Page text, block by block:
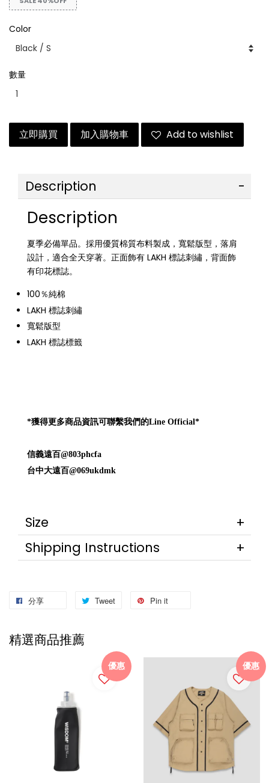
Color
數量
立即購買 加入購物車 Add to wishlist
Description
Description
夏季必備單品。採用優質棉質布料製成，寬鬆版型，落肩
設計，適合全天穿著。正面飾有 LAKH 標誌刺繡，背面飾
有印花標誌。
100％純棉
LAKH 標誌刺繡
寬鬆版型
LAKH 標誌標籤
*獲得更多商品資訊可聯繫我們的Line Official*
信義遠百@803phcfa
台中大遠百@069ukdmk
Size
Shipping Instructions
分享 Tweet Pin it
精選商品推薦
優惠 優惠